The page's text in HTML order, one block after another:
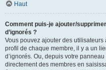
Haut
Comment puis-je ajouter/
d’ignorés ?
Vous pouvez ajouter des
profil de chaque membre, il y a un
d’ignorés. Ou, depuis votre
directement des membres en